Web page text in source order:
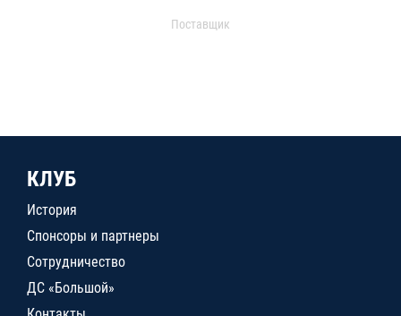
Поставщик
КЛУБ
История
Спонсоры и партнеры
Сотрудничество
ДС «Большой»